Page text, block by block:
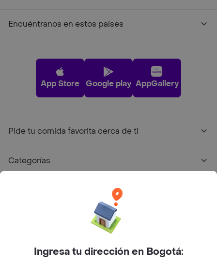
Encuéntranos en estos países
App Store Google play AppGallery
Pide tu comida favorita cerca de ti
Categorías
Facebook
Twitter
Instagram
Ingresa tu dirección en Bogotá: